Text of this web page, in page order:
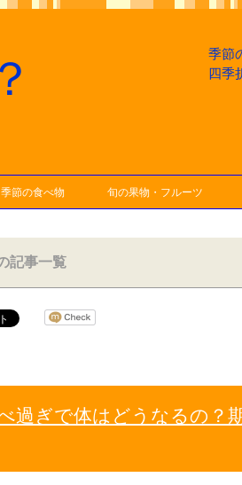
季節
四季
季節の食べ物 旬の果物・フルーツ
記事一覧
過ぎで体はどうなるの？